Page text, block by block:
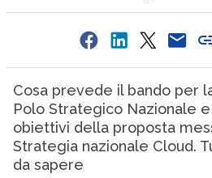
Cosa prevede il bando per
Polo Strategico Nazionale
obiettivi della proposta
Strategia nazionale Cloud.
da sapere